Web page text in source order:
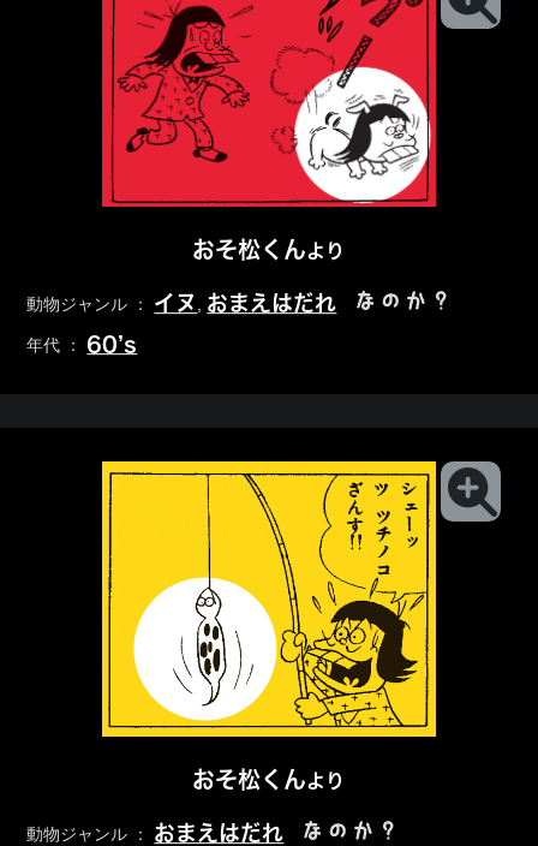
おそ松くんより
動物ジャンル ： イヌ おまえはだれ なのか？
年代 ： 60’s
おそ松くんより
動物ジャンル ： おまえはだれ なのか？